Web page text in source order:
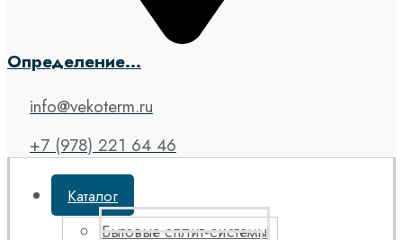
Определение...
info@vekoterm.ru
+7 (978) 221 64 46
Каталог
Бытовые сплит-системы